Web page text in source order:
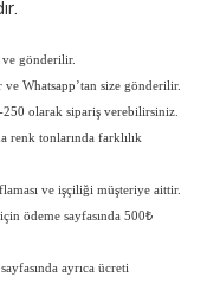
gönderilir.
ve Whatsapp’tan size gönderilir.
olarak sipariş verebilirsiniz.
renk tonlarında farklılık
ve işçiliği müşteriye aittir.
ödeme sayfasında 500₺
ayrıca ücreti